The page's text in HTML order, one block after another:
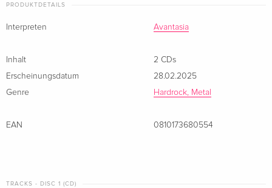
PRODUKTDETAILS
Interpreten Avantasia
Inhalt
2 CDs
Erscheinungsdatum
28.02.2025
Genre
Hardrock, Metal
EAN 0810173680554
TRACKS - DISC 1 (CD)